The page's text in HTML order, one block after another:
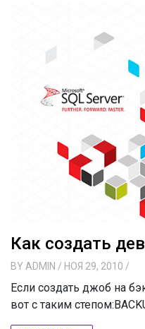
Как создать
BY ADMIN / НОЯ 29, 2010 /
Если создать джоб на
вот с таким